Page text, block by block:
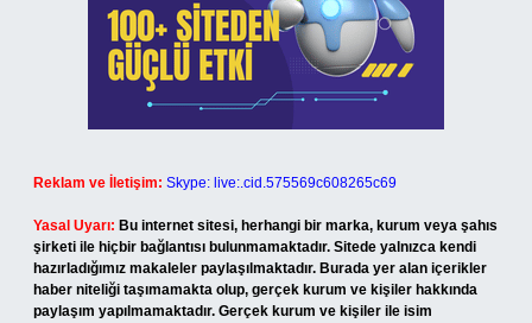
Reklam ve İletişim: Skype: live:.cid.575569c608265c69
Yasal Uyarı: Bu internet sitesi, herhangi bir marka, kurum veya şahıs
şirketi ile hiçbir bağlantısı bulunmamaktadır. Sitede yalnızca kendi
hazırladığımız makaleler paylaşılmaktadır. Burada yer alan içerikler
haber niteliği taşımamakta olup, gerçek kurum ve kişiler hakkında
paylaşım yapılmamaktadır. Gerçek kurum ve kişiler ile isim